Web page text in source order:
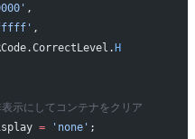
,
,
H
示にしてコンテナをクリア
= 'none' ;